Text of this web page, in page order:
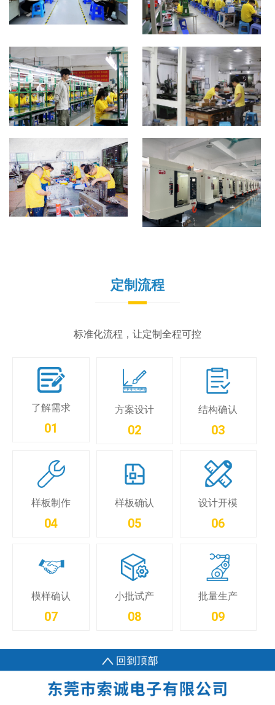
定制流程
标准化流程，让定制全程可控
了解需求
01
方案设计
02
结构确认
03
样板制作
04
样板确认
05
设计开模
06
模样确认
07
小批试产
08
批量生产
09